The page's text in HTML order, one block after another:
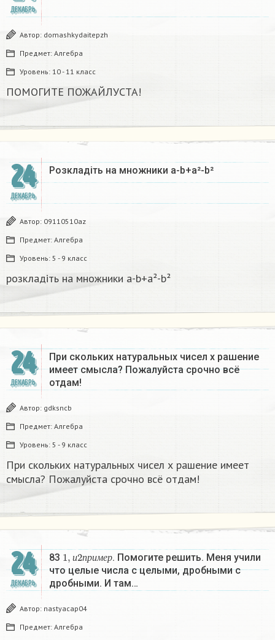
ДЕКАБРЬ
Автор: domashkydaitepzh
Предмет: Алгебра
Уровень: 10 - 11 класс
ПОМОГИТЕ ПОЖАЙЛУСТА!
24
ДЕКАБРЬ
Розкладіть на множники а-b+a²-b²​
Автор: 09110510az
Предмет: Алгебра
Уровень: 5 - 9 класс
розкладіть на множники а-b+a²-b²​
24
ДЕКАБРЬ
При скольких натуральных чисел х рашение
имеет смысла? Пожалуйста срочно всё
отдам!
Автор: gdksncb
Предмет: Алгебра
Уровень: 5 - 9 класс
При скольких натуральных чисел х рашение имеет
смысла? Пожалуйста срочно всё отдам!
24
ДЕКАБРЬ
83 и пр име р
1,и 2пример
. Помогите решить. Меня учили
что целые числа с целыми, дробными с
дробными. И там…
Автор: nastyacap04
Предмет: Алгебра